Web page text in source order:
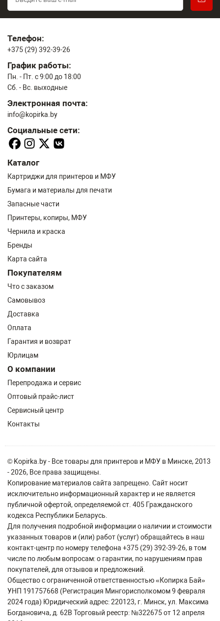
Телефон:
+375 (29) 392-39-26
График работы:
Пн. - Пт. с 9:00 до 18:00
Сб. - Вс. выходные
Электронная почта:
info@kopirka.by
Социальные сети:
Каталог
Картриджи для принтеров и МФУ
Бумага и материалы для печати
Запасные части
Принтеры, копиры, МФУ
Чернила и краска
Бренды
Карта сайта
Покупателям
Что с заказом
Самовывоз
Доставка
Оплата
Гарантия и возврат
Юрлицам
О компании
Перепродажа и сервис
Оптовый прайс-лист
Сервисный центр
Контакты
© Kopirka.by - Все товары для принтеров и МФУ в Минске, 2013
- 2026, Все права защищены.
Копирование материалов сайта запрещено. Сайт носит
исключительно информационный характер и не является
публичной офертой, определяемой ст. 405 Гражданского
кодекса Республики Беларусь.
Для получения подробной информации о наличии и стоимости
указанных товаров и (или) работ (услуг) обращайтесь в наш
контакт-центр по номеру телефона +375 (29) 392-39-26, в том
числе по любым вопросам: о гарантии, по нарушениям прав
покупателей, для отзывов и предложений.
Общество с ограниченной ответственностью «Копирка Бай»
УНП 191757668 (Регистрация Мингорисполкомом 9 февраля
2024 года) Юридический адрес: 220123, г. Минск, ул. Максима
Богдановича, д. 62В Торговый реестр: №322675 от 12 апреля